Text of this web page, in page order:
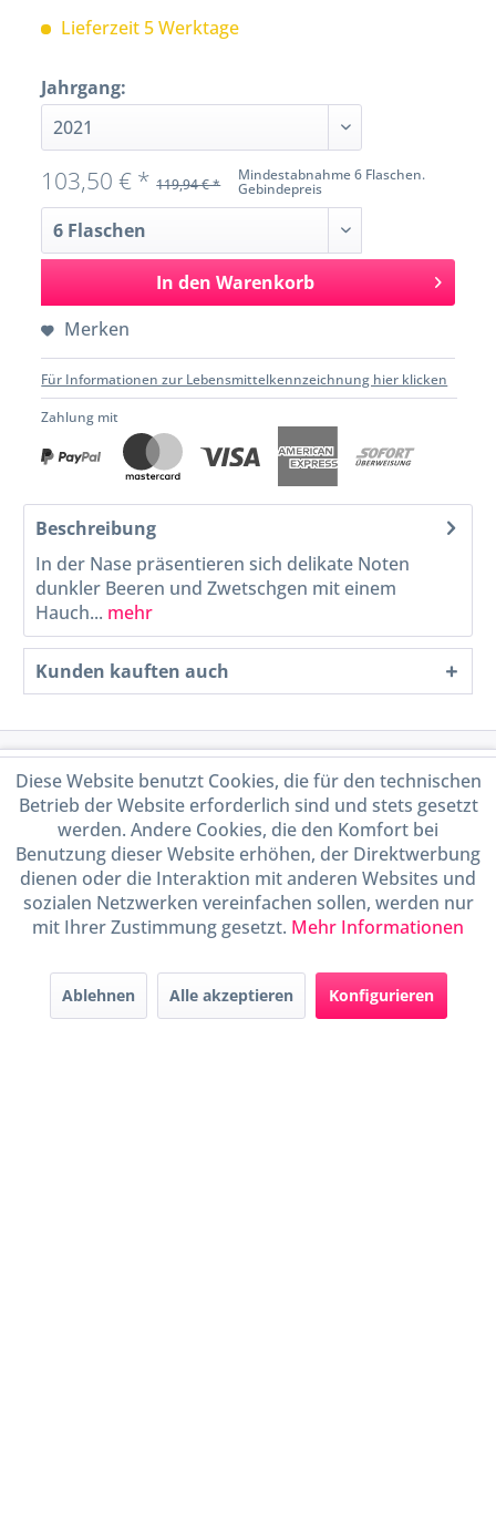
Lieferzeit 5 Werktage
Jahrgang:
Mindestabnahme 6 Flaschen.
Gebindepreis
103,50 € * 119,94 € *
In den Warenkorb
Merken
Für Informationen zur Lebensmittelkennzeichnung hier klicken
Zahlung mit
Beschreibung
In der Nase präsentieren sich delikate Noten
dunkler Beeren und Zwetschgen mit einem
Hauch... mehr
Kunden kauften auch
Service Hotline
Shop Service
Informationen
Handel mit BIO-Weinen
durch DE-ÖKO-009
Diese Website benutzt Cookies, die für den technischen
Betrieb der Website erforderlich sind und stets gesetzt
werden. Andere Cookies, die den Komfort bei
Benutzung dieser Website erhöhen, der Direktwerbung
dienen oder die Interaktion mit anderen Websites und
sozialen Netzwerken vereinfachen sollen, werden nur
mit Ihrer Zustimmung gesetzt. Mehr Informationen
Ablehnen Alle akzeptieren Konfigurieren